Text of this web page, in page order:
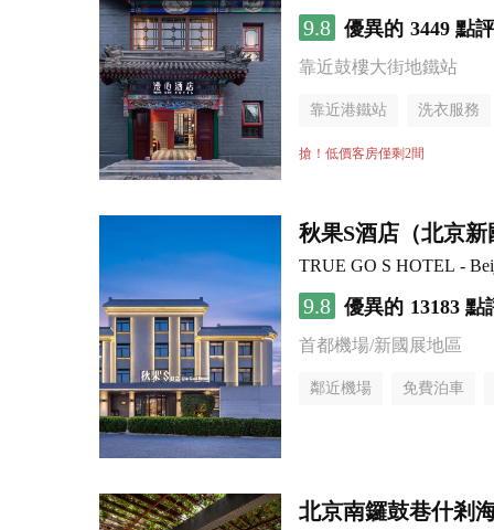
9.8 優異的 3449 點評
靠近鼓樓大街地鐵站
靠近港鐵站 洗衣服務
搶！低價客房僅剩2間
秋果S酒店（北京
TRUE GO S HOTEL -
9.8 優異的 13183 點
首都機場/新國展地區
鄰近機場 免費泊車
北京南鑼鼓巷什剎